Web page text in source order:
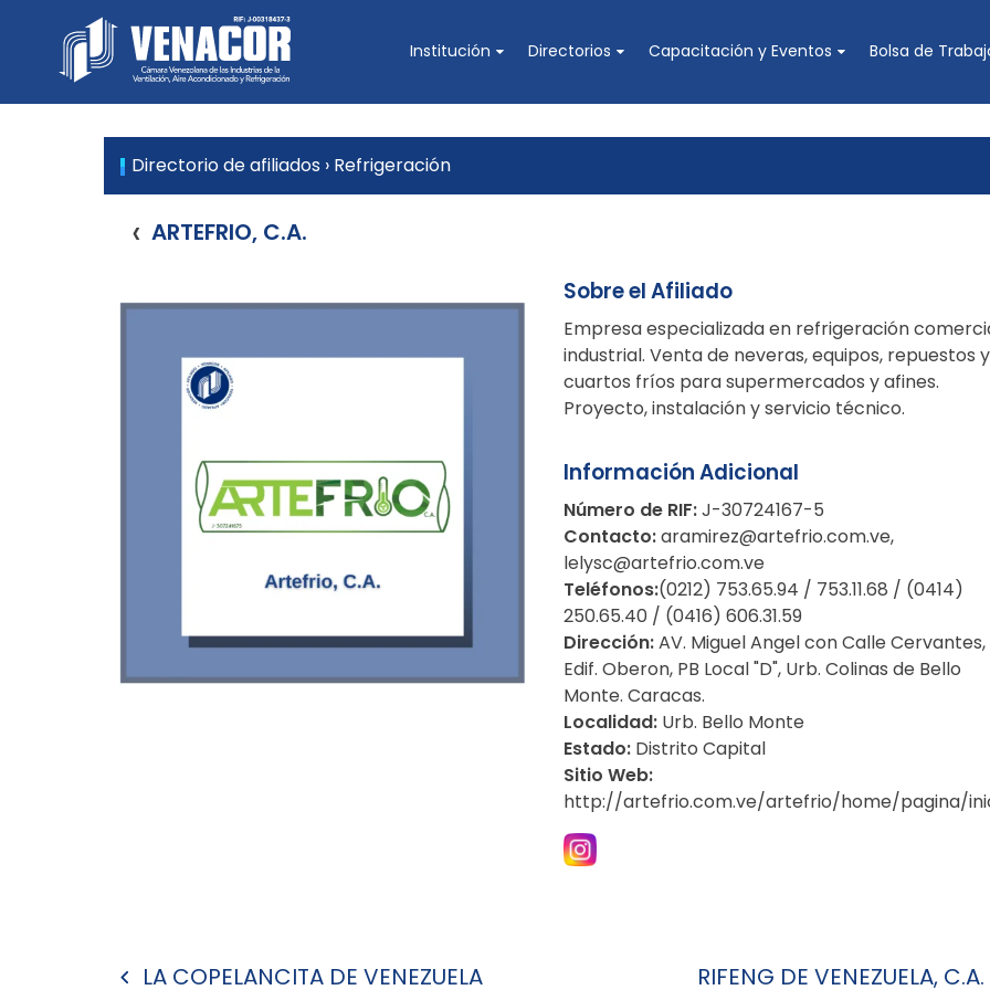
Venacor
Cámara Venezolana de las Industrias de Ventilación, Aire Acondicionado y Refrigeración
Institución Directorios Capacitación y Eventos Bolsa de
Directorio de afiliados › Refrigeración
‹ARTEFRIO, C.A.
Sobre el Afiliado
Empresa especializada en refrigeración
industrial. Venta de neveras, equipos, repuestos y
cuartos fríos para supermercados y afines.
Proyecto, instalación y servicio técnico.
Información Adicional
Número de RIF:J-30724167-5
Contacto:aramirez@artefrio.com.ve,
lelysc@artefrio.com.ve
Teléfonos:(0212) 753.65.94 / 753.11.68 / (0414)
250.65.40 / (0416) 606.31.59
Dirección:AV. Miguel Angel con Calle Cervantes,
Edif. Oberon, PB Local "D", Urb. Colinas de Bello
Monte. Caracas.
Localidad: Urb. Bello Monte
Estado: Distrito Capital
Sitio Web:
http://artefrio.com.ve/artefrio/home/pagina/
LA COPELANCITA DE VENEZUELA RIFENG DE VENEZUELA, C.A.